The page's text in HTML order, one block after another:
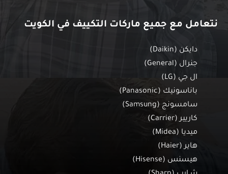
نتعامل مع جميع ماركات التكييف في الكويت
دايكن (Daikin)
جنرال (General)
ال جي (LG)
باناسونيك (Panasonic)
سامسونج (Samsung)
كاريير (Carrier)
ميديا (Midea)
هاير (Haier)
هيسنس (Hisense)